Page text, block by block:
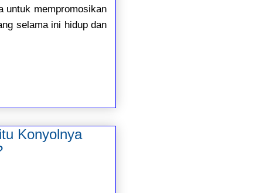
untuk mempromosikan
selama ini hidup dan
Konyolnya